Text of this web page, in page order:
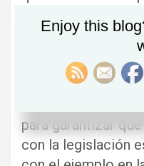
que valora y
Es hora de actuar
ley, planificar con
para garantizar
con la legislación
Enjoy this